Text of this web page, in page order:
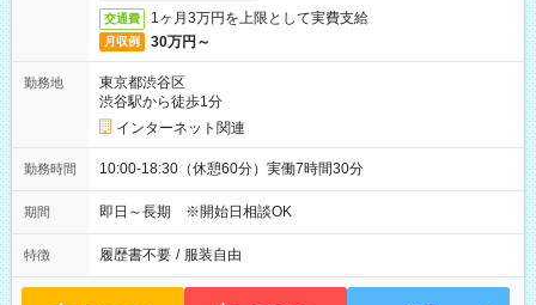
交通費 1ヶ月3万円を上限として実費支給
月収例 30万円～
勤務地
東京都渋谷区
渋谷駅から徒歩1分
インターネット関連
勤務時間 10:00-18:30（休憩60分）実働7時間30分
期間 即日～長期 ※開始日相談OK
特徴 履歴書不要 / 服装自由